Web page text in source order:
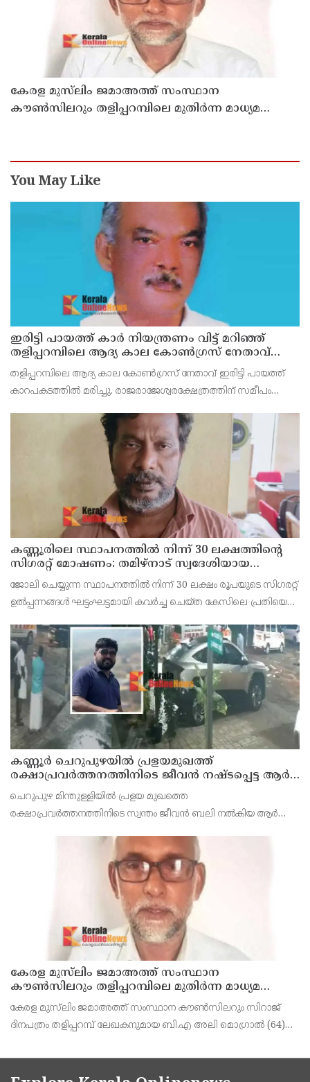
കേരള മുസ്‌ലിം ജമാഅത്ത് സംസ്ഥാന
കൗൺസിലറും തളിപ്പറമ്പിലെ മുതിർന്ന മാധ്യമ
You May Like
ഇരിട്ടി പായത്ത് കാർ നിയന്ത്രണം വിട്ട് മറിഞ്ഞ്
തളിപ്പറമ്പിലെ ആദ്യ കാല കോണ്‍ഗ്രസ് നേതാവ്
മരിച്ചു
തളിപ്പറമ്പിലെ ആദ്യ കാല കോണ്‍ഗ്രസ് നേതാവ് ഇരിട്ടി പായത്ത്
കാറപകടത്തില്‍ മരിച്ചു. രാജരാജേശ്വരക്ഷേത്രത്തിന് സമീപം
കണ്ണൂരിലെ സ്ഥാപനത്തിൽ നിന്ന് 30 ലക്ഷത്തിന്റെ
സിഗരറ്റ് മോഷണം: തമിഴ്‌നാട് സ്വദേശിയായ
സെയിൽസ്മാൻ തെങ്കാശിയിൽ പിടിയിൽ
ജോലി ചെയ്യുന്ന സ്ഥാപനത്തിൽ നിന്ന് 30 ലക്ഷം രൂപയുടെ സിഗരറ്റ്
ഉൽപ്പന്നങ്ങൾ ഘട്ടംഘട്ടമായി കവർച്ച ചെയ്ത കേസിലെ പ്രതിയെ
സ്വദേശിയായ വേൽമുരുകൻ (40) ആണ
കണ്ണൂർ ചെറുപുഴയിൽ പ്രളയമുഖത്ത്
രക്ഷാപ്രവർത്തനത്തിനിടെ ജീവൻ നഷ്ടപ്പെട്ട ആർ.
രാജേഷിൻ്റെ ഭൗതിക ശരീരത്തോട് അനാദരവ്
കാണിച്ചതായി ആരോപണം
ചെറുപുഴ മിന്തുള്ളിയിൽ പ്രളയ മുഖത്തെ
രക്ഷാപ്രവർത്തനത്തിനിടെ സ്വന്തം ജീവൻ ബലി നൽകിയ ആർ
മൃതദേഹം തിരുവനന്തപുരത്തെ
കേരള മുസ്‌ലിം ജമാഅത്ത് സംസ്ഥാന
കൗൺസിലറും തളിപ്പറമ്പിലെ മുതിർന്ന മാധ്യമ
പ്രവർത്തകനുമായ ബി എ അലി മൊഗ്രാൽ
നിര്യാതനായി
കേരള മുസ്‌ലിം ജമാഅത്ത് സംസ്ഥാന കൗൺസിലറും സിറാജ്
ദിനപത്രം തളിപ്പറമ്പ് ലേഖകനുമായ ബി.എ അലി മൊഗ്രാൽ (64)
ജമാഅത്ത് ജില്ലാ സെക്രട്ടറി, എസ്.വൈ.എ